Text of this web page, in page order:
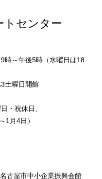
トセンター
時～午後5時（水曜日は18
土曜日開館
・祝休日、
1月4日）
古屋市中小企業振興会館